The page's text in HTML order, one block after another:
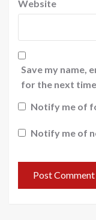
Website
Save my name,
for the next
Notify me of
Notify me of